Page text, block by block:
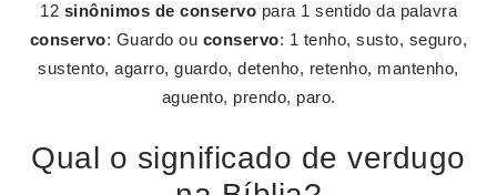
12 sinônimos de conservo para 1 sentido da palavra
conservo: Guardo ou conservo: 1 tenho, susto, seguro,
sustento, agarro, guardo, detenho, retenho, mantenho,
aguento, prendo, paro.
Qual o significado de verdugo